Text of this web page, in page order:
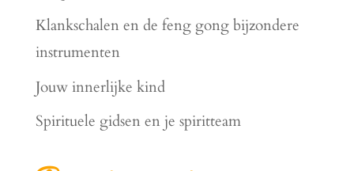
Klankschalen en de feng gong bijzondere
instrumenten
Jouw innerlijke kind
Spirituele gidsen en je spiritteam